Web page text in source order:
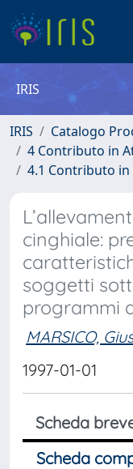
IRIS
IRIS
Catalogo
4 Contributo in
4.1 Contributo
cinghiale:
soggetti
programmi
MARSICO,
1997-01-01
Scheda
Scheda